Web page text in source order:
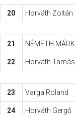
20 Horváth Zoltán
21 NÉMETH MÁRK
22 Horváth Tamás
23 Varga Roland
24 Horváth Gergő